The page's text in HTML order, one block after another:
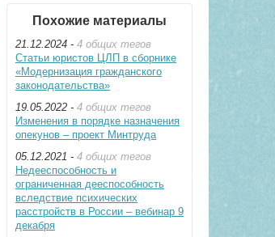
Похожие материалы
21.12.2024 - 4 общих тегов
Статьи юристов ЦЛП в сборнике
«Модернизация гражданского
законодательства»
19.05.2022 - 4 общих тегов
Изменения в порядке назначения
опекунов – проект Минтруда
05.12.2021 - 4 общих тегов
Недееспособность и
ограниченная дееспособность
вследствие психических
расстройств в России – вебинар 9
декабря